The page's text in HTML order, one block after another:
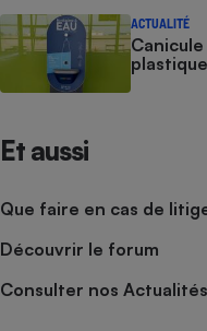
ACTUALITÉ
plastique
Et aussi
Que faire en cas de
Découvrir le forum
Consulter nos Actualités